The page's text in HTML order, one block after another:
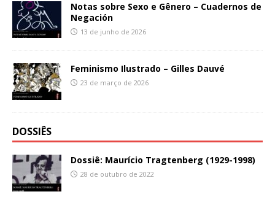
Notas sobre Sexo e Gênero – Cuadernos de
Negación
13 de junho de 2026
Feminismo Ilustrado – Gilles Dauvé
23 de março de 2026
DOSSIÊS
Dossiê: Maurício Tragtenberg (1929-1998)
28 de outubro de 2022